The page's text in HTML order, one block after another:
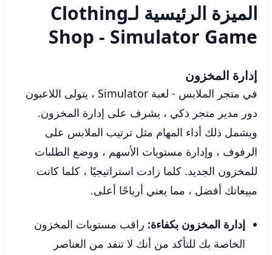
الميزة الرئيسية لـClothing
Shop - Simulator Game
إدارة المخزون
في متجر الملابس - لعبة Simulator ، يتولى اللاعبون
دور مدير متجر ذكي ، يشرف على إدارة المخزون.
ويشمل ذلك أداء المهام مثل ترتيب الملابس على
الرفوف ، وإدارة مستويات الأسهم ، ووضع الطلبات
للمخزون الجديد. كلما زادت استراتيجيًا ، كلما كانت
مبيعاتك أفضل ، مما يعني أرباحًا أعلى.
إدارة المخزون بكفاءة: راقب مستويات المخزون
الخاصة بك للتأكد من أنك لا تنفد من العناصر